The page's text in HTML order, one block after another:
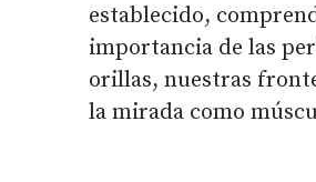
establecido,
importancia de las
orillas, nuestras
la mirada como